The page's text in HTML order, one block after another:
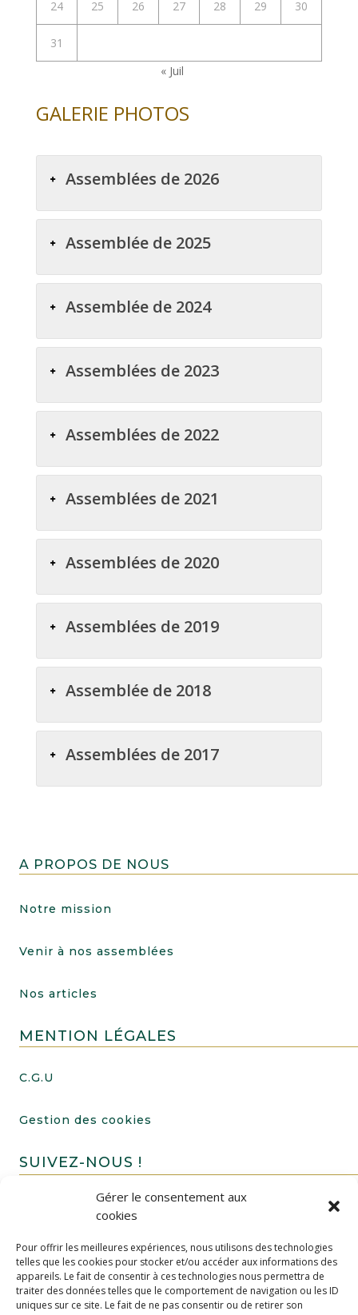
Gérer le consentement aux
cookies
Pour offrir les meilleures expériences, nous utilisons des technologies
telles que les cookies pour stocker et/ou accéder aux informations des
appareils. Le fait de consentir à ces technologies nous permettra de
traiter des données telles que le comportement de navigation ou les ID
uniques sur ce site. Le fait de ne pas consentir ou de retirer son
24 25 26 27 28 29 30
31
« Juil
GALERIE PHOTOS
Assemblées de 2026
Assemblée de 2025
Assemblée de 2024
Assemblées de 2023
Assemblées de 2022
Assemblées de 2021
Assemblées de 2020
Assemblées de 2019
Assemblée de 2018
Assemblées de 2017
A PROPOS DE NOUS
Notre mission
Venir à nos assemblées
Nos articles
MENTION LÉGALES
C.G.U
Gestion des cookies
SUIVEZ-NOUS !